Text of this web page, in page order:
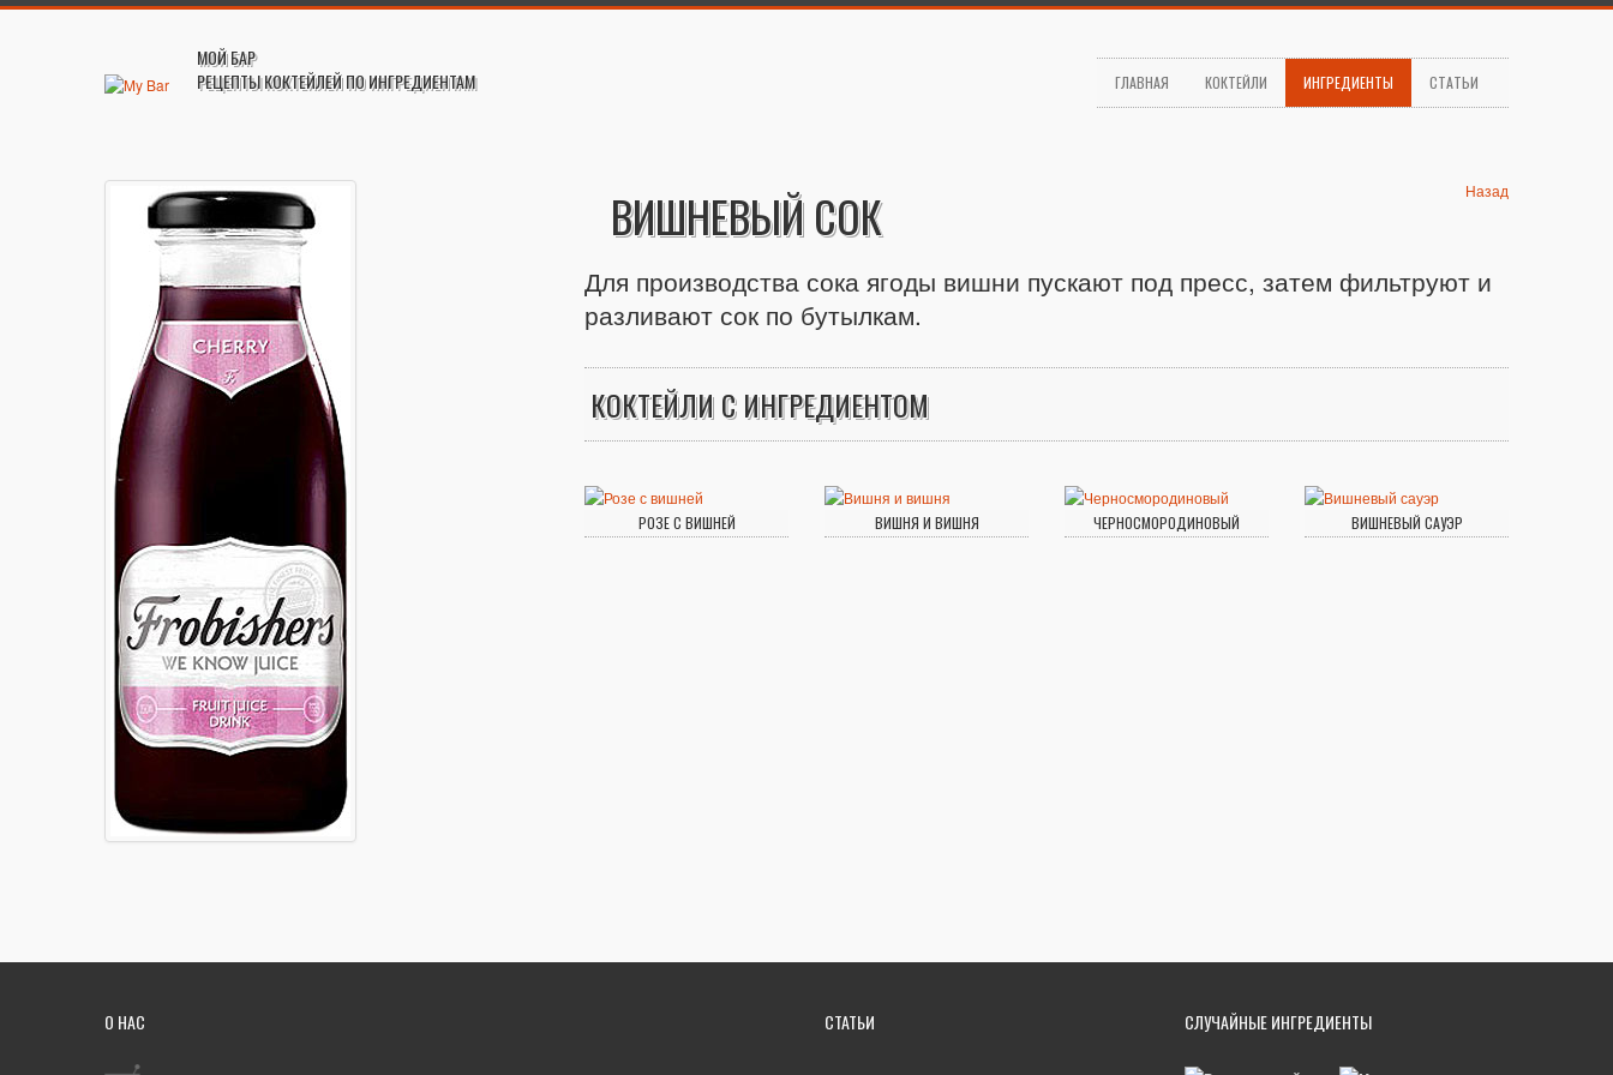
МОЙ БАР
РЕЦЕПТЫ КОКТЕЙЛЕЙ ПО ИНГРЕДИЕНТАМ
ГЛАВНАЯ КОКТЕЙЛИ ИНГРЕДИЕНТЫ СТАТЬИ
Назад
ВИШНЕВЫЙ СОК
Для производства сока ягоды вишни пускают под пресс, затем фильтруют и
разливают сок по бутылкам.
КОКТЕЙЛИ С ИНГРЕДИЕНТОМ
РОЗЕ С ВИШНЕЙ ВИШНЯ И ВИШНЯ ЧЕРНОСМОРОДИНОВЫЙ ВИШНЕВЫЙ САУЭР
О НАС СТАТЬИ СЛУЧАЙНЫЕ ИНГРЕДИЕНТЫ